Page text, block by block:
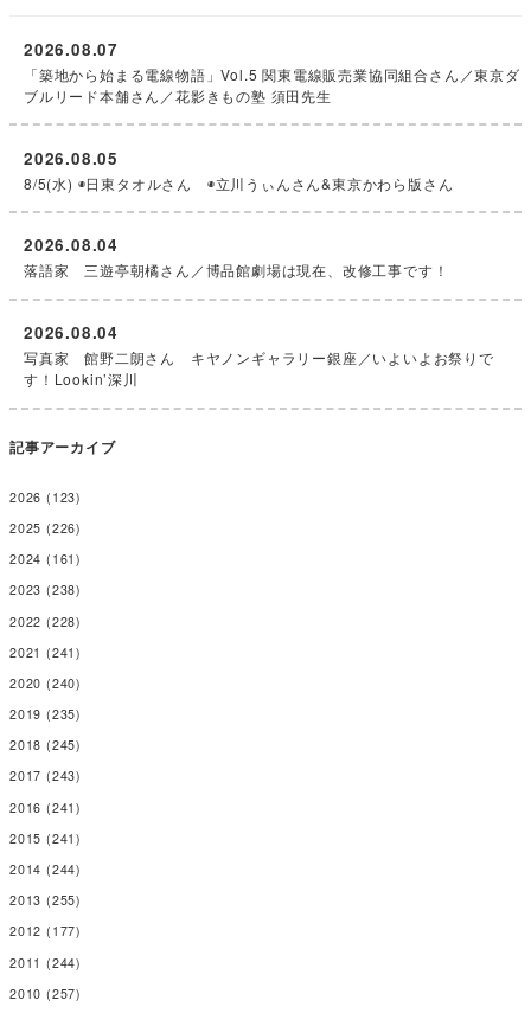
「築地から始まる電線物語」Vol.5 関東電線販売業協同組合さん／東京ダ
ブルリード本舗さん／花影きもの塾 須田先生
2026.08.07
8/5(水) ◉日東タオルさん ◉立川うぃんさん&東京かわら版さん
2026.08.05
落語家 三遊亭朝橘さん／博品館劇場は現在、改修工事です！
2026.08.04
写真家 館野二朗さん キヤノンギャラリー銀座／いよいよお祭りで
す！Lookin’深川
2026.08.04
記事アーカイブ
2026 (123)
2025 (226)
2024 (161)
2023 (238)
2022 (228)
2021 (241)
2020 (240)
2019 (235)
2018 (245)
2017 (243)
2016 (241)
2015 (241)
2014 (244)
2013 (255)
2012 (177)
2011 (244)
2010 (257)